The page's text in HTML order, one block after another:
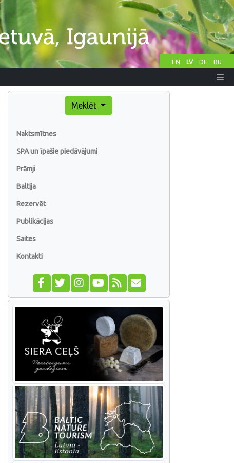
EN LV DE RU
Meklēt
Naktsmītnes
SPA un īpašie piedāvājumi
Prāmji
Baltija
Rezervēt
Publikācijas
Saites
Kontakti